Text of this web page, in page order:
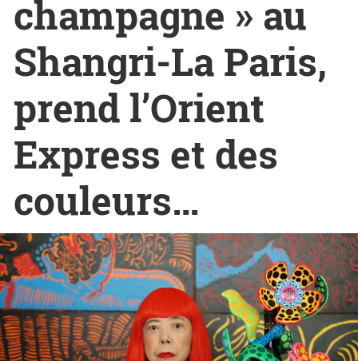
champagne » au
Shangri-La Paris,
prend l’Orient
Express et des
couleurs…